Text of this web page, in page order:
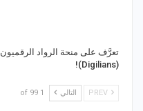
تعرَّف على منحة الرواد الرقميون
(Digilians)!
التالي 1 of 99